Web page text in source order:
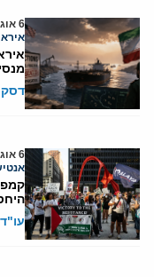
6 אוגוסט, 2026
דסק
6 אוגוסט, 2026